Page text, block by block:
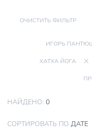
ОЧИСТИТЬ ФИЛЬТР
ИГОРЬ
ХАТХА ЙОГА
НАЙДЕНО: 0
СОРТИРОВАТЬ ПО ДАТЕ